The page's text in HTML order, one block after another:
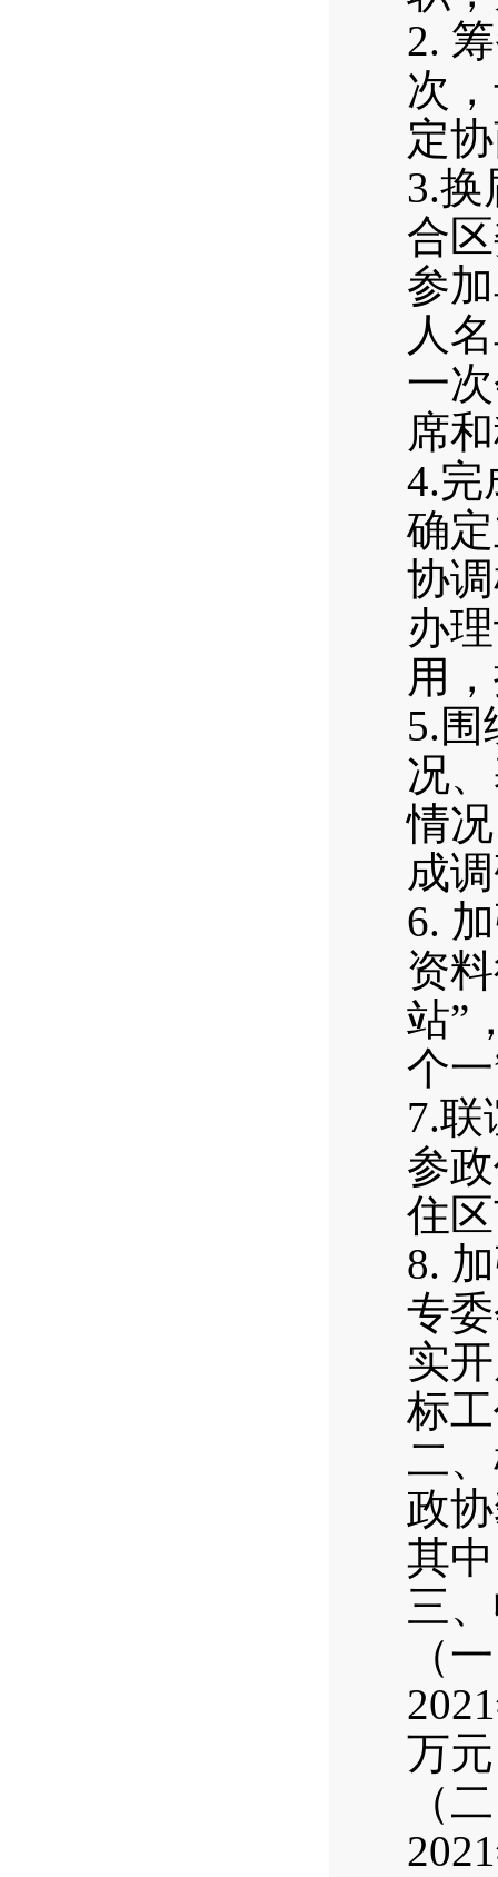
2.
次
定
3.换
合
参
人
一
席
4.完
确
协
办
用
5.
况
情
成
6.
资
站”
个
7.
参
住
8.
专
实
标
二
政
其
三
（
万
（